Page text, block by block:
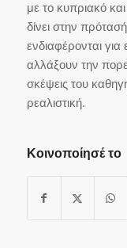
με το κυπριακό και
δίνει στην
ενδιαφέρονται για
αλλάξουν την
σκέψεις του
ρεαλιστική.
Κοινοποίησέ το